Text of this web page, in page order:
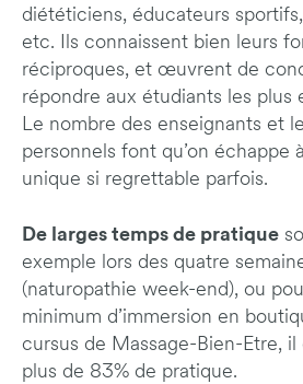
diététiciens, éducateurs
etc. Ils connaissent bien leurs
réciproques, et œuvrent de
répondre aux étudiants les plus
Le nombre des enseignants et
personnels font qu’on échappe
unique si regrettable parfois.
De larges temps de pratique
exemple lors des quatre
(naturopathie week-end), ou
minimum d’immersion en
cursus de Massage-Bien-Etre, il
plus de 83% de pratique.